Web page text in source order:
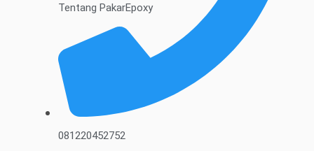
Tentang PakarEpoxy
081220452752